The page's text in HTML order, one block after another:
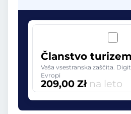
Članstvo turizem
Vaša vsestranska zaščita.
Evropi
209,00 Zł na leto